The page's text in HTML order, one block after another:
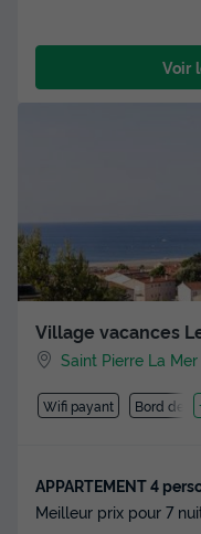
Voir
Village vacances
Saint Pierre La Mer
Wifi payant Bord de
APPARTEMENT 4
Meilleur prix pour 7